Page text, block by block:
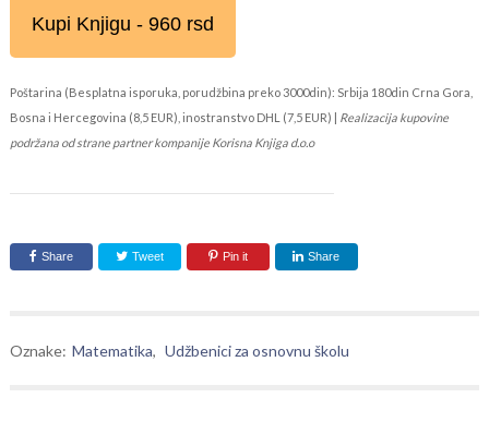
Kupi Knjigu - 960 rsd
Poštarina (Besplatna isporuka, porudžbina preko 3000din): Srbija 180din Crna Gora,
Bosna i Hercegovina (8,5 EUR), inostranstvo DHL (7,5 EUR) | Realizacija kupovine
podržana od strane partner kompanije Korisna Knjiga d.o.o
Share Tweet Pin it Share
Oznake: Matematika, Udžbenici za osnovnu školu